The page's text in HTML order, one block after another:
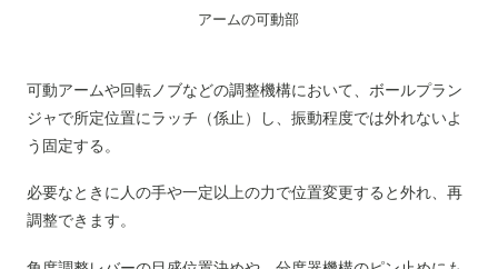
アームの可動部
可動アームや回転ノブなどの調整機構において、ボールプラン
ジャで所定位置にラッチ（係止）し、振動程度では外れないよ
う固定する。
必要なときに人の手や一定以上の力で位置変更すると外れ、再
調整できます。